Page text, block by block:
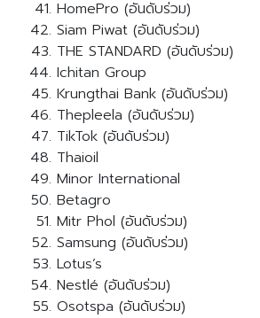
HomePro (อันดับร่วม)
Siam Piwat (อันดับร่วม)
THE STANDARD (อันดับร่วม)
Ichitan Group
Krungthai Bank (อันดับร่วม)
Thepleela (อันดับร่วม)
TikTok (อันดับร่วม)
Thaioil
Minor International
Betagro
Mitr Phol (อันดับร่วม)
Samsung (อันดับร่วม)
Lotus’s
Nestlé (อันดับร่วม)
Osotspa (อันดับร่วม)